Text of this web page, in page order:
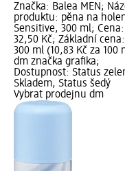
Značka: Balea MEN;
produktu: pěna na
Sensitive, 300 ml; Cena:
32,50 Kč; Základní cena:
300 ml (10,83 Kč za 100
dm značka grafika;
Dostupnost: Status
Skladem, Status šedý
Vybrat prodejnu dm